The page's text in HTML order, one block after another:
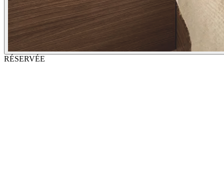
RÉSERVÉE